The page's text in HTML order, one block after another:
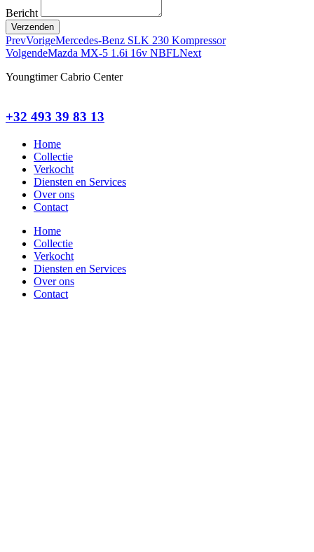
Bericht
Verzenden
PrevVorigeMercedes-Benz SLK 230 Kompressor
VolgendeMazda MX-5 1.6i 16v NBFLNext
Youngtimer Cabrio Center
+32 493 39 83 13
Home
Collectie
Verkocht
Diensten en Services
Over ons
Contact
Home
Collectie
Verkocht
Diensten en Services
Over ons
Contact